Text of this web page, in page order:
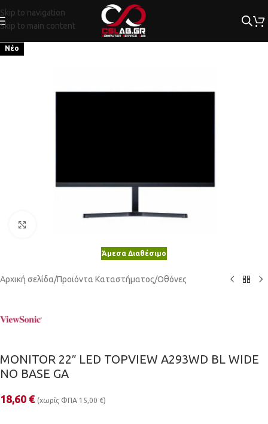
Skip to navigation
Skip to main content
Νέο
Άμεσα Διαθέσιμο
Αρχική σελίδα/Προϊόντα Καταστήματος/Οθόνες
MONITOR 22″ LED TOPVIEW A293WD BL WIDE
NO BASE GA
18,60 € (χωρίς ΦΠΑ 15,00 €)